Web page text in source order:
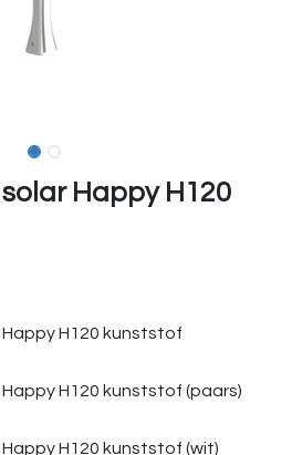
Happy H120
H120 kunststof
H120 kunststof (paars)
H120 kunststof (wit)